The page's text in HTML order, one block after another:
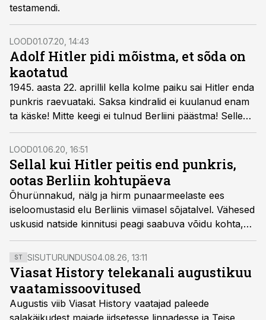
testamendi.
LOOD01.07.20, 14:43
Adolf Hitler pidi mõistma, et sõda on
kaotatud
1945. aasta 22. aprillil kella kolme paiku sai Hitler enda
punkris raevuataki. Saksa kindralid ei kuulanud enam
ta käske! Mitte keegi ei tulnud Berliini päästma! Selle
asemel hoopis põgeneti Punaarmee eest.
LOOD01.06.20, 16:51
Sellal kui Hitler peitis end punkris,
ootas Berliin kohtupäeva
Õhurünnakud, nälg ja hirm punaarmeelaste ees
iseloomustasid elu Berliinis viimasel sõjatalvel. Vähesed
uskusid natside kinnitusi peagi saabuva võidu kohta,
ent keegi ei hakanud ka vastu. Iga päevaga jõudis
katastroof lähemale.
ST SISUTURUNDUS04.08.26, 13:11
Viasat History telekanali augustikuu
vaatamissoovitused
Augustis viib Viasat History vaatajad paleede
salakäikudest maiade iidsetesse linnadesse ja Teise